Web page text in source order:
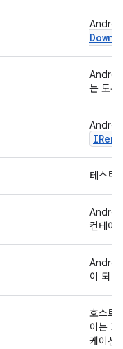
는 도우
테스트
컨테이
이 되
호스트
이는 기
케이션